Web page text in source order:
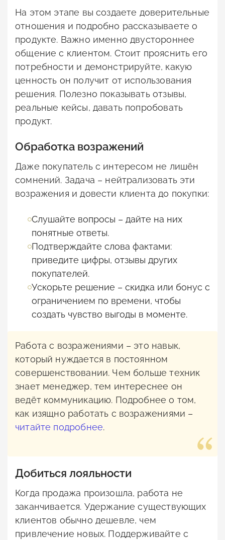
На этом этапе вы создаете доверительные
отношения и подробно рассказываете о
продукте. Важно именно двустороннее
общение с клиентом. Стоит прояснить его
потребности и демонстрируйте, какую
ценность он получит от использования
решения. Полезно показывать отзывы,
реальные кейсы, давать попробовать
продукт.
Обработка возражений
Даже покупатель с интересом не лишён
сомнений. Задача – нейтрализовать эти
возражения и довести клиента до покупки:
Слушайте вопросы – дайте на них
понятные ответы.
Подтверждайте слова фактами:
приведите цифры, отзывы других
покупателей.
Ускорьте решение – скидка или бонус с
ограничением по времени, чтобы
создать чувство выгоды в моменте.
Работа с возражениями – это навык,
который нуждается в постоянном
совершенствовании. Чем больше техник
знает менеджер, тем интереснее он
ведёт коммуникацию. Подробнее о том,
как изящно работать с возражениями –
читайте подробнее.
Добиться лояльности
Когда продажа произошла, работа не
заканчивается. Удержание существующих
клиентов обычно дешевле, чем
привлечение новых. Поддерживайте с